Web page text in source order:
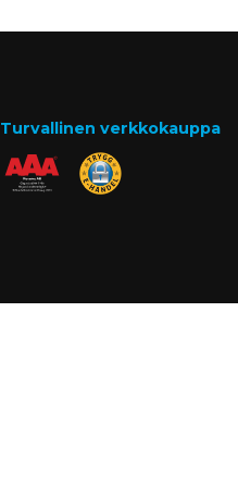
Turvallinen verkkokauppa